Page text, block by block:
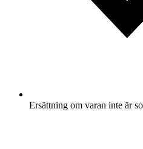
Ersättning om varan inte är